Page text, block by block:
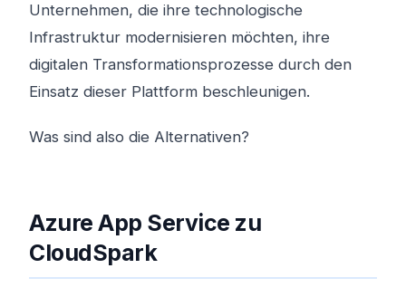
Unternehmen, die ihre technologische
Infrastruktur modernisieren möchten, ihre
digitalen Transformationsprozesse durch den
Einsatz dieser Plattform beschleunigen.
Was sind also die Alternativen?
Azure App Service zu
CloudSpark